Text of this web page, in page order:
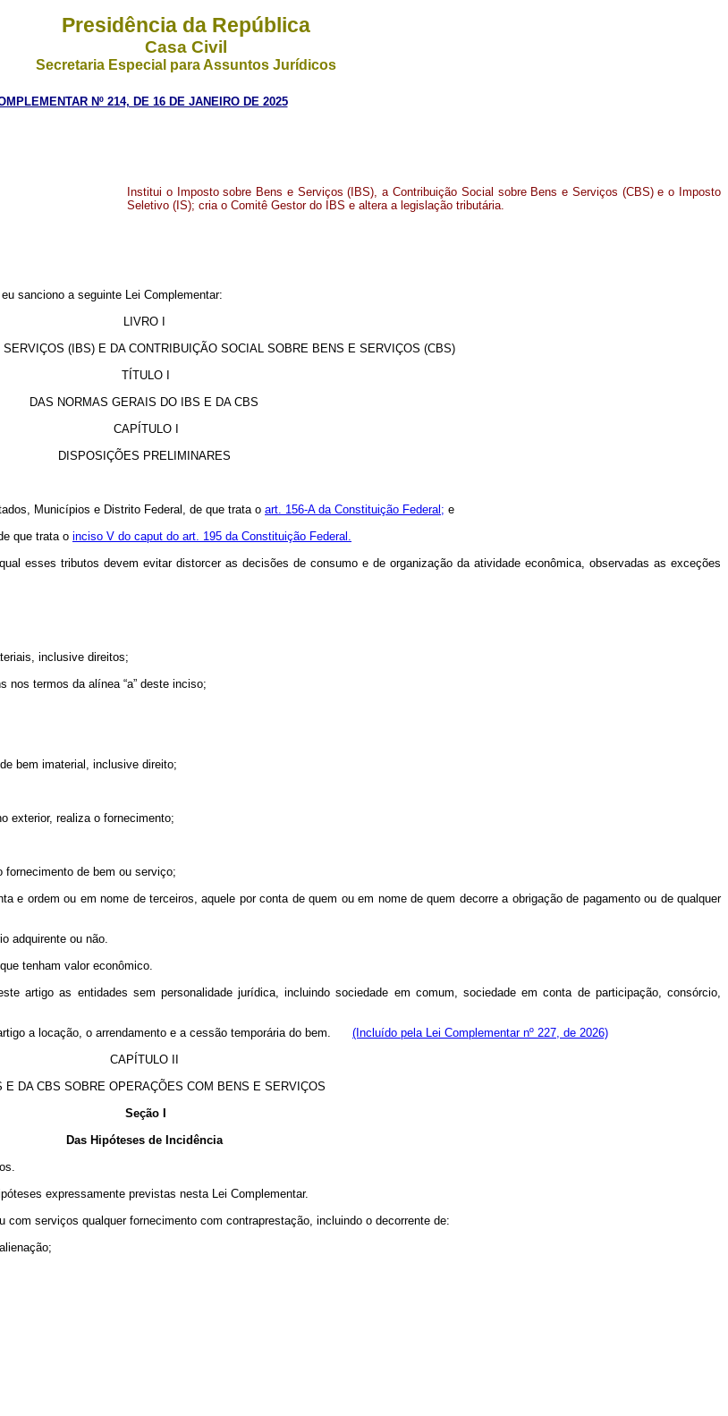
Presidência da República
Casa Civil
Secretaria Especial para Assuntos Jurídicos
Nº 214, DE 16 DE JANEIRO DE 2025
Institui o Imposto sobre Bens e Serviços (IBS), a Contribuição Social sobre Bens e Serviços (CBS) e o Imposto
Seletivo (IS); cria o Comitê Gestor do IBS e altera a legislação tributária.
sanciono a seguinte Lei Complementar:
LIVRO I
(IBS) E DA CONTRIBUIÇÃO SOCIAL SOBRE BENS E SERVIÇOS (CBS)
TÍTULO I
DAS NORMAS GERAIS DO IBS E DA CBS
CAPÍTULO I
DISPOSIÇÕES PRELIMINARES
Municípios e Distrito Federal, de que trata o art. 156-A da Constituição Federal; e
que trata o inciso V do caput do art. 195 da Constituição Federal.
esses tributos devem evitar distorcer as decisões de consumo e de organização da atividade econômica, observadas as exceções
inclusive direitos;
nos termos da alínea “a” deste inciso;
bem imaterial, inclusive direito;
exterior, realiza o fornecimento;
fornecimento de bem ou serviço;
e ordem ou em nome de terceiros, aquele por conta de quem ou em nome de quem decorre a obrigação de pagamento ou de qualquer
adquirente ou não.
tenham valor econômico.
artigo as entidades sem personalidade jurídica, incluindo sociedade em comum, sociedade em conta de participação, consórcio,
a locação, o arrendamento e a cessão temporária do bem. (Incluído pela Lei Complementar nº 227, de 2026)
CAPÍTULO II
E DA CBS SOBRE OPERAÇÕES COM BENS E SERVIÇOS
Seção I
Das Hipóteses de Incidência
expressamente previstas nesta Lei Complementar.
serviços qualquer fornecimento com contraprestação, incluindo o decorrente de: